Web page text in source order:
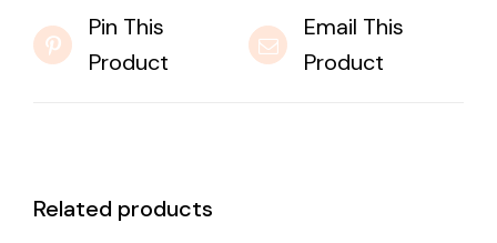
Pin This
Product
Email This
Product
Related products